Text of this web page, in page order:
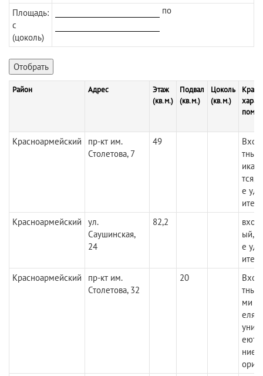
Площадь:
с
(цоколь)
по
Район Адрес
Этаж
(кв.м.)
Подвал
(кв.м.)
Цоколь
(кв.м.)
Красноармейский
пр-кт им.
Столетова, 7
49
тся,
е
Красноармейский
ул.
Саушинская,
24
82,2
вход
ый,
е
Красноармейский
пр-кт им.
Столетова, 32
20
тный
ми
ние